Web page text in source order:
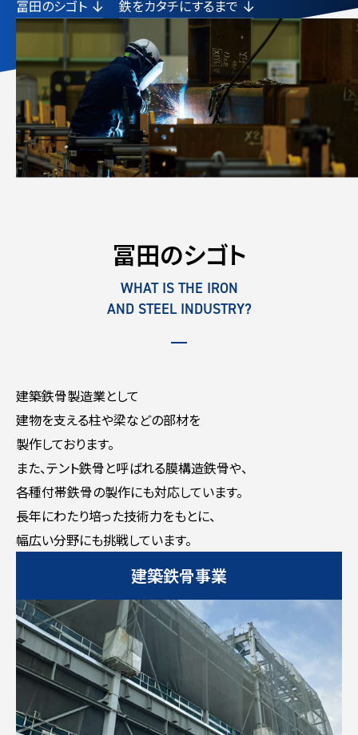
冨田のシゴト 鉄をカタチにするまで
冨田のシゴト
WHAT IS THE IRON
AND STEEL INDUSTRY?
建築鉄骨製造業として
建物を支える柱や梁などの部材を
製作しております。
また、テント鉄骨と呼ばれる膜構造鉄骨や、
各種付帯鉄骨の製作にも対応しています。
長年にわたり培った技術力をもとに、
幅広い分野にも挑戦しています。
建築鉄骨事業